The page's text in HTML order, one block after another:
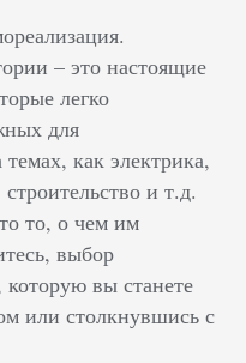
– это настоящие
легко
для
как электрика,
и т.д.
то, о чем им
выбор
которую вы станете
или столкнувшись с